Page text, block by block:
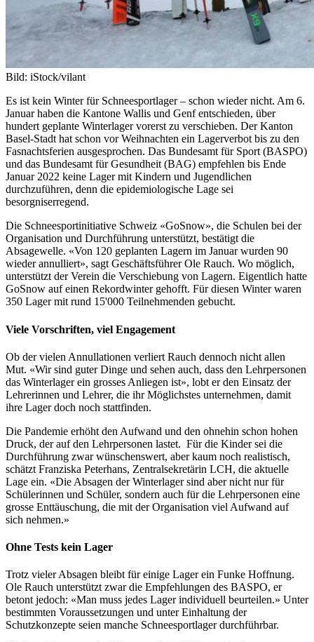
Bild: iStock/vilant
Es ist kein Winter für Schneesportlager – schon wieder nicht. Am 6.
Januar haben die Kantone Wallis und Genf entschieden, über
hundert geplante Winterlager vorerst zu verschieben. Der Kanton
Basel-Stadt hat schon vor Weihnachten ein Lagerverbot bis zu den
Fasnachtsferien ausgesprochen. Das Bundesamt für Sport (BASPO)
und das Bundesamt für Gesundheit (BAG) empfehlen bis Ende
Januar 2022 keine Lager mit Kindern und Jugendlichen
durchzuführen, denn die epidemiologische Lage sei
besorgniserregend.
Die Schneesportinitiative Schweiz «GoSnow», die Schulen bei der
Organisation und Durchführung unterstützt, bestätigt die
Absagewelle. «Von 120 geplanten Lagern im Januar wurden 90
wieder annulliert», sagt Geschäftsführer Ole Rauch. Wo möglich,
unterstützt der Verein die Verschiebung von Lagern. Eigentlich hatte
GoSnow auf einen Rekordwinter gehofft. Für diesen Winter waren
350 Lager mit rund 15'000 Teilnehmenden gebucht.
Viele Vorschriften, viel Engagement
Ob der vielen Annullationen verliert Rauch dennoch nicht allen
Mut. «Wir sind guter Dinge und sehen auch, dass den Lehrpersonen
das Winterlager ein grosses Anliegen ist», lobt er den Einsatz der
Lehrerinnen und Lehrer, die ihr Möglichstes unternehmen, damit
ihre Lager doch noch stattfinden.
Die Pandemie erhöht den Aufwand und den ohnehin schon hohen
Druck, der auf den Lehrpersonen lastet. Für die Kinder sei die
Durchführung zwar wünschenswert, aber kaum noch realistisch,
schätzt Franziska Peterhans, Zentralsekretärin LCH, die aktuelle
Lage ein. «Die Absagen der Winterlager sind aber nicht nur für
Schülerinnen und Schüler, sondern auch für die Lehrpersonen eine
grosse Enttäuschung, die mit der Organisation viel Aufwand auf
sich nehmen.»
Ohne Tests kein Lager
Trotz vieler Absagen bleibt für einige Lager ein Funke Hoffnung.
Ole Rauch unterstützt zwar die Empfehlungen des BASPO, er
betont jedoch: «Man muss jedes Lager individuell beurteilen.» Unter
bestimmten Voraussetzungen und unter Einhaltung der
Schutzkonzepte seien manche Schneesportlager durchführbar.